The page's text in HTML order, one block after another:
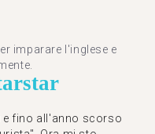
imparare l'inglese e
star
e fino all'anno scorso